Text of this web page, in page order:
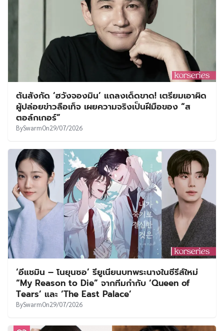
ต้นสังกัด ‘ฮวังจองมิน’ แถลงเด็ดขาด! เตรียมเอาผิด
ผู้ปล่อยข่าวลือเท็จ เผยความจริงเป็นฝีมือของ “ส
ตอล์กเกอร์”
BySwarmOn29/07/2026
‘อีแชมิน – โนยุนซอ’ รียูเนียนบทพระนางในซีรีส์ใหม่
“My Reason to Die” จากทีมกำกับ ‘Queen of
Tears’ และ ‘The East Palace’
BySwarmOn29/07/2026